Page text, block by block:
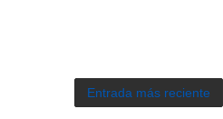
Entrada más reciente